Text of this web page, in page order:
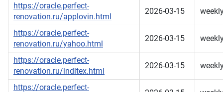
https://oracle.perfect-
renovation.ru/applovin.html
2026-03-15
https://oracle.perfect-
renovation.ru/yahoo.html
2026-03-15
https://oracle.perfect-
renovation.ru/inditex.html
2026-03-15
https://oracle.perfect-